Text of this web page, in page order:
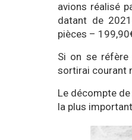
avions réalisé
datant de
pièces –
Si on se réfère
sortirai courant
Le décompte
la plus